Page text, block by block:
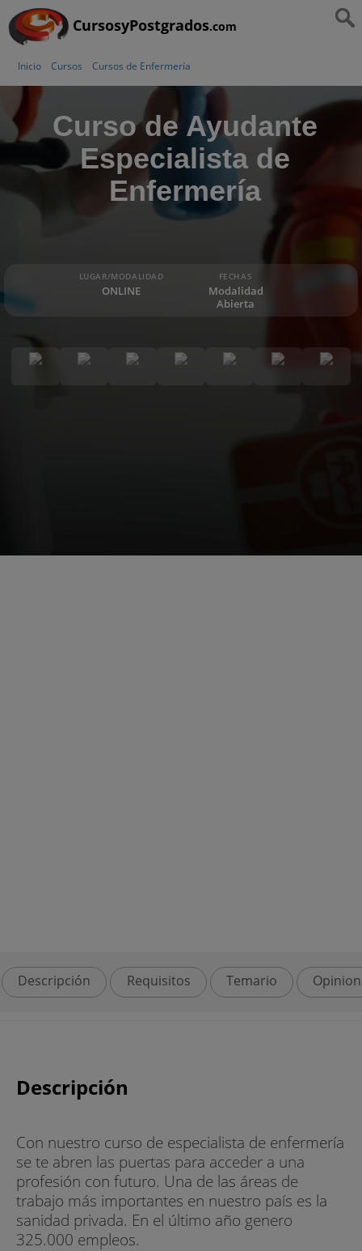
CursosyPostgrados.com
Inicio Cursos Cursos de Enfermería
Curso de Ayudante
Especialista de
Enfermería
LUGAR/MODALIDAD
ONLINE
FECHAS
Modalidad
Abierta
Descripción Requisitos Temario
Descripción
Con nuestro curso de especialista de enfermería
se te abren las puertas para acceder a una
profesión con futuro. Una de las áreas de
trabajo más importantes en nuestro país es la
sanidad privada. En el último año genero
325.000 empleos.